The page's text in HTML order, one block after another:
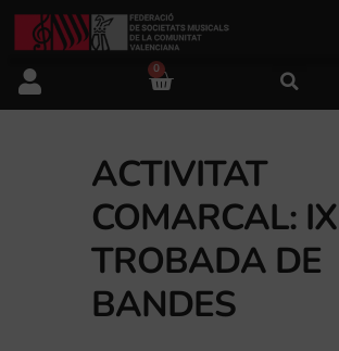
FSMCV
Àrea de gestió
Àrea educativa
Àrea Artística
0
ACTIVITAT
COMARCAL: IX
TROBADA DE
BANDES